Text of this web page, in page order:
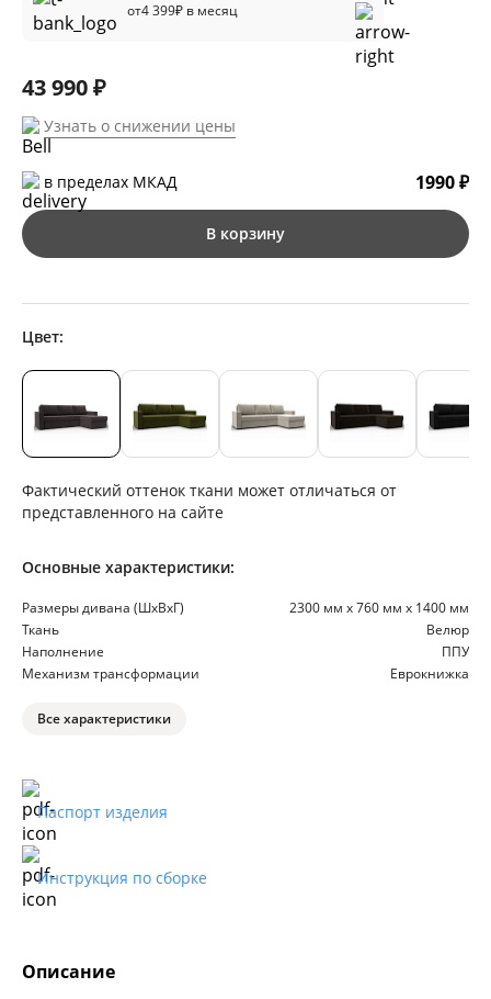
Описание
от4 399₽ в месяц
43 990 ₽
Узнать о снижении цены
в пределах МКАД 1990 ₽
В корзину
Цвет:
Фактический оттенок ткани может отличаться от
представленного на сайте
Основные характеристики:
Размеры дивана (ШхВхГ)
2300 мм х 760 мм х 1400 мм
Ткань
Велюр
Наполнение
ППУ
Механизм трансформации
Еврокнижка
Все характеристики
Паспорт изделия
Инструкция по сборке